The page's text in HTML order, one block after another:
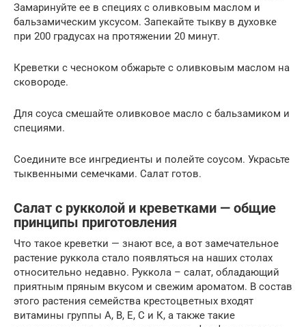
Замаринуйте ее в специях с оливковым маслом и
бальзамическим уксусом. Запекайте тыкву в духовке
при 200 градусах на протяжении 20 минут.
Креветки с чесноком обжарьте с оливковым маслом на
сковороде.
Для соуса смешайте оливковое масло с бальзамиком и
специями.
Соедините все ингредиенты и полейте соусом. Украсьте
тыквенными семечками. Салат готов.
Салат с рукколой и креветками — общие
принципы приготовления
Что такое креветки — знают все, а вот замечательное
растение руккола стало появляться на наших столах
относительно недавно. Руккола – салат, обладающий
приятным пряным вкусом и свежим ароматом. В состав
этого растения семейства крестоцветных входят
витамины группы А, В, Е, С и К, а также такие